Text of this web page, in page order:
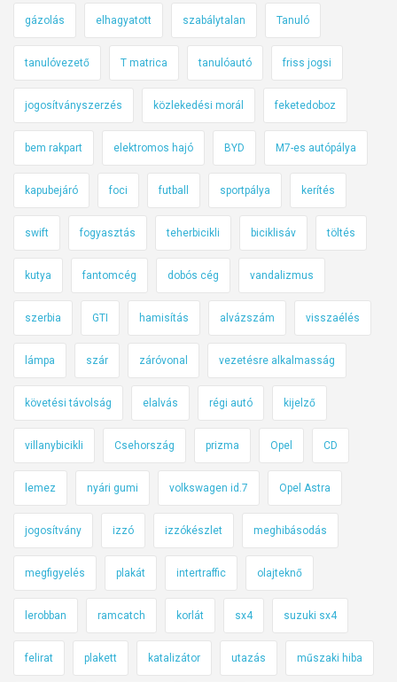
gázolás elhagyatott szabálytalan Tanuló
tanulóvezető T matrica tanulóautó friss jogsi
jogosítványszerzés közlekedési morál feketedoboz
bem rakpart elektromos hajó BYD M7-es autópálya
kapubejáró foci futball sportpálya kerítés
swift fogyasztás teherbicikli biciklisáv töltés
kutya fantomcég dobós cég vandalizmus
szerbia GTI hamisítás alvázszám visszaélés
lámpa szár záróvonal vezetésre alkalmasság
követési távolság elalvás régi autó kijelző
villanybicikli Csehország prizma Opel CD
lemez nyári gumi volkswagen id.7 Opel Astra
jogosítvány izzó izzókészlet meghibásodás
megfigyelés plakát intertraffic olajteknő
lerobban ramcatch korlát sx4 suzuki sx4
felirat plakett katalizátor utazás műszaki hiba